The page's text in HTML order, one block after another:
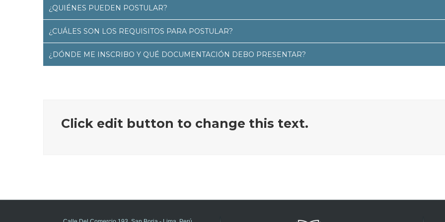
¿QUIÉNES PUEDEN POSTULAR?
¿CUÁLES SON LOS REQUISITOS PARA POSTULAR?
¿DÓNDE ME INSCRIBO Y QUÉ DOCUMENTACIÓN DEBO PRESENTAR?
Click edit button to change this text.